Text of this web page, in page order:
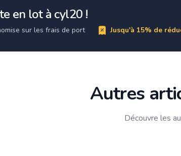
en lot à cyl20 !
sur les frais de port Jusqu'à 15% de
Autres
Découvre les